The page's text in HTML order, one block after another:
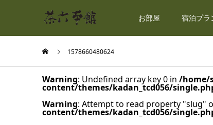
お部屋 宿泊プラ
1578660480624
Warning: Undefined array key 0 in /home/
content/themes/kadan_tcd056/
Warning: Attempt to read property "slug"
content/themes/kadan_tcd056/